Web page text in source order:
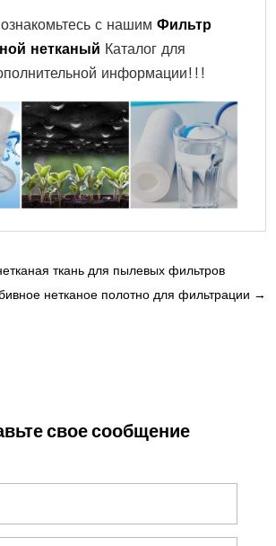
с нашим Фильтр
нетканый Каталог для
информации!!!
ткань для пылевых фильтров
нетканое полотно для фильтрации →
свое сообщение